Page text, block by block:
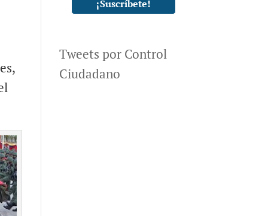
Tweets por Control
Ciudadano